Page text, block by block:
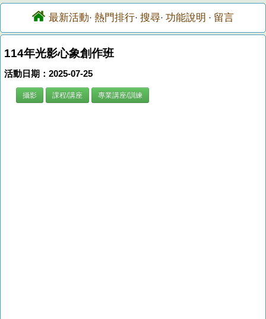
最新活動· 熱門排行· 搜尋· 功能說明 · 留言
114年光影心象創作班
活動日期：2025-07-25
攝影 課程/講座 專業講座/訓練